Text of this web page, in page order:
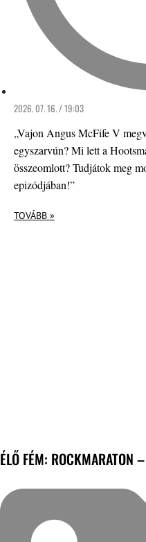
2026. 07. 16. / 19:03
„Vajon Angus McFife V
egyszarvún? Mi lett a
összeomlott? Tudjátok meg
epizódjában!”
TOVÁBB »
ÉLŐ FÉM: